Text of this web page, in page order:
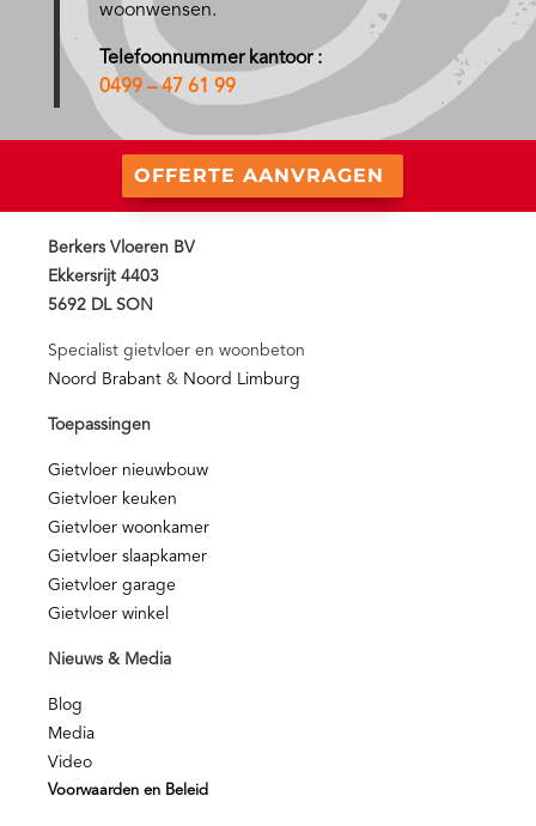
woonwensen.
Telefoonnummer kantoor :
0499 – 47 61 99
OFFERTE AANVRAGEN
Berkers Vloeren BV
Ekkersrijt 4403
5692 DL SON
Specialist gietvloer en woonbeton
Noord Brabant & Noord Limburg
Toepassingen
Gietvloer nieuwbouw
Gietvloer keuken
Gietvloer woonkamer
Gietvloer slaapkamer
Gietvloer garage
Gietvloer winkel
Nieuws & Media
Blog
Media
Video
Voorwaarden en Beleid